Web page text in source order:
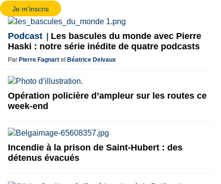
Je m'inscris
Podcast
Les bascules du monde avec Pierre
Haski : notre série inédite de quatre podcasts
Par Pierre Fagnart et Béatrice Delvaux
Opération policière d’ampleur sur les routes ce
week-end
Incendie à la prison de Saint-Hubert : des
détenus évacués